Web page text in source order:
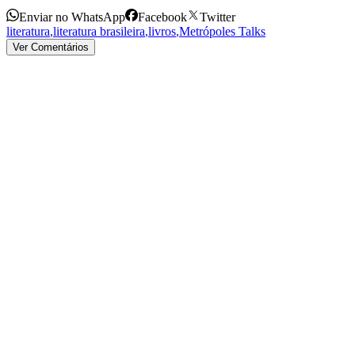
Enviar no WhatsApp Facebook
Twitter
literatura,literatura brasileira,livros,Metrópoles Talks
Ver Comentários